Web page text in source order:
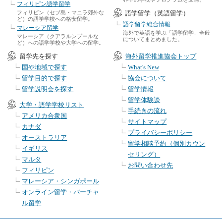
フィリピン語学留学
フィリピン（セブ島・マニラ郊外な
ど）の語学学校への格安留学。
マレーシア留学
マレーシア（クアラルンプールな
ど）への語学学校や大学への留学。
語学留学（英語留学）
語学留学総合情報
海外で英語を学ぶ「語学留学」全般
についてまとめました。
留学先を探す
国や地域で探す
留学目的で探す
留学説明会を探す
大学・語学学校リスト
アメリカ合衆国
カナダ
オーストラリア
イギリス
マルタ
フィリピン
マレーシア・シンガポール
オンライン留学・バーチャ
ル留学
海外留学推進協会トップ
What's New
協会について
留学情報
留学体験談
手続きの流れ
サイトマップ
プライバシーポリシー
留学相談予約（個別カウン
セリング）
お問い合わせ先